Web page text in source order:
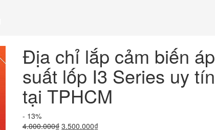
Địa chỉ lắp cảm biến áp
suất lốp I3 Series uy tín
tại TPHCM
- 13%
4.000.000₫ Giá
3.500.000₫Giá